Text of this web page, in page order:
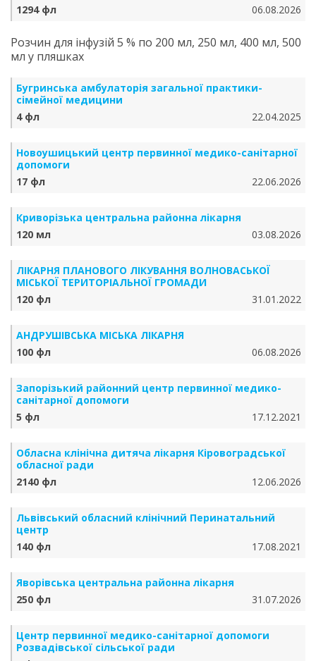
1294 фл
06.08.2026
Розчин для інфузій 5 % по 200 мл, 250 мл, 400 мл, 500
мл у пляшках
Бугринська амбулаторія загальної практики-
сімейної медицини
4 фл
22.04.2025
Новоушицький центр первинної медико-санітарної
допомоги
17 фл
22.06.2026
Криворізька центральна районна лікарня
120 мл
03.08.2026
ЛІКАРНЯ ПЛАНОВОГО ЛІКУВАННЯ ВОЛНОВАСЬКОЇ
МІСЬКОЇ ТЕРИТОРІАЛЬНОЇ ГРОМАДИ
120 фл
31.01.2022
АНДРУШІВСЬКА МІСЬКА ЛІКАРНЯ
100 фл
06.08.2026
Запорізький районний центр первинної медико-
санітарної допомоги
5 фл
17.12.2021
Обласна клінічна дитяча лікарня Кіровоградської
обласної ради
2140 фл
12.06.2026
Львівський обласний клінічний Перинатальний
центр
140 фл
17.08.2021
Яворівська центральна районна лікарня
250 фл
31.07.2026
Центр первинної медико-санітарної допомоги
Розвадівської сільської ради